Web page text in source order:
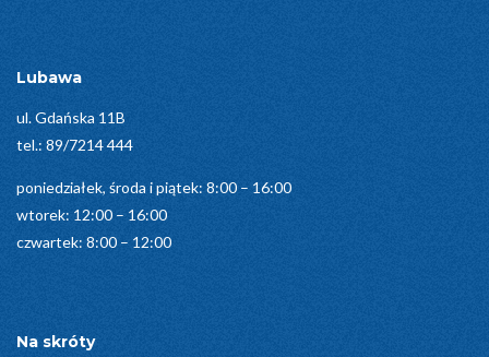
Lubawa
ul. Gdańska 11B
tel.: 89/7214 444
poniedziałek, środa i piątek: 8:00 – 16:00
wtorek: 12:00 – 16:00
czwartek: 8:00 – 12:00
Na skróty